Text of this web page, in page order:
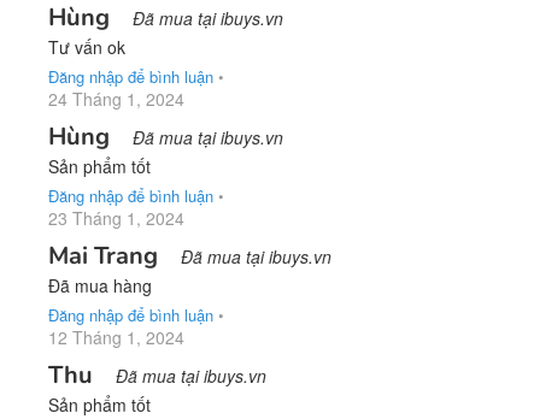
Hùng Đã mua tại ibuys.vn
Tư vấn ok
Đăng nhập để bình luận •
24 Tháng 1, 2024
Hùng Đã mua tại ibuys.vn
Sản phẩm tốt
Đăng nhập để bình luận •
23 Tháng 1, 2024
Mai Trang Đã mua tại ibuys.vn
Đã mua hàng
Đăng nhập để bình luận •
12 Tháng 1, 2024
Thu Đã mua tại ibuys.vn
Sản phẩm tốt